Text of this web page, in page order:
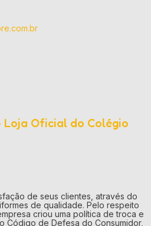
Loja Oficial do Colégio
de seus clientes, através do
de qualidade. Pelo respeito
criou uma política de troca e
Código de Defesa do Consumidor,